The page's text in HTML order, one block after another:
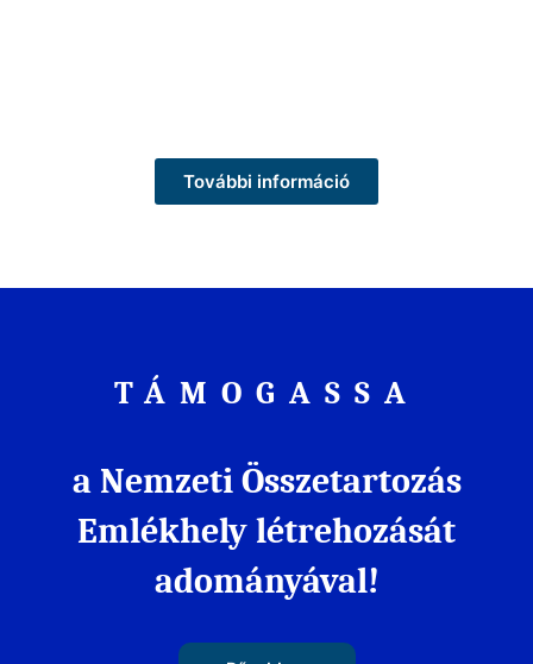
További információ
TÁMOGASSA
a Nemzeti Összetartozás
Emlékhely létrehozását
adományával!